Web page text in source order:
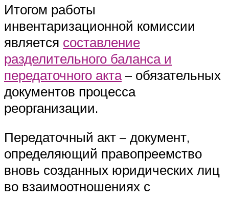
Итогом работы
инвентаризационной комиссии
является составление
разделительного баланса и
передаточного акта– обязательных
документов процесса
реорганизации.
Передаточный акт – документ,
определяющий правопреемство
вновь созданных юридических лиц
во взаимоотношениях с